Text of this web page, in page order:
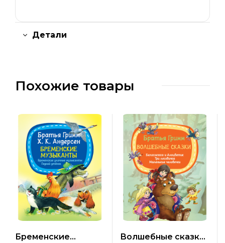
Детали
Похожие товары
Бременские
Волшебные сказки